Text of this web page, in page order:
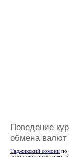
Поведение
обмена валют
Таджикский сомони по